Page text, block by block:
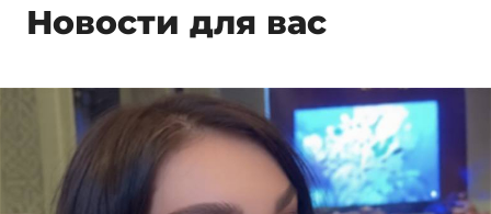
Новости для вас